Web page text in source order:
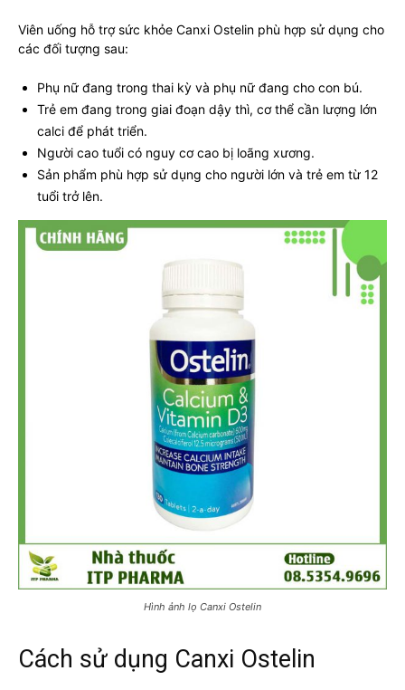
Viên uống hỗ trợ sức khỏe Canxi Ostelin phù hợp sử dụng cho
các đối tượng sau:
Phụ nữ đang trong thai kỳ và phụ nữ đang cho con bú.
Trẻ em đang trong giai đoạn dậy thì, cơ thể cần lượng lớn
calci để phát triển.
Người cao tuổi có nguy cơ cao bị loãng xương.
Sản phẩm phù hợp sử dụng cho người lớn và trẻ em từ 12
tuổi trở lên.
Hình ảnh lọ Canxi Ostelin
Cách sử dụng Canxi Ostelin